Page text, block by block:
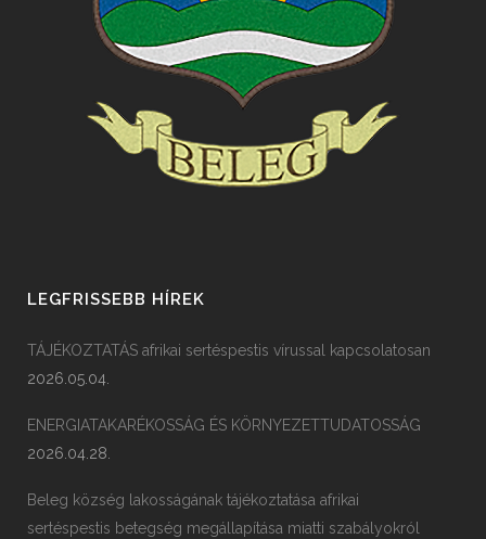
LEGFRISSEBB HÍREK
TÁJÉKOZTATÁS afrikai sertéspestis vírussal kapcsolatosan
2026.05.04.
ENERGIATAKARÉKOSSÁG ÉS KÖRNYEZETTUDATOSSÁG
2026.04.28.
Beleg község lakosságának tájékoztatása afrikai
sertéspestis betegség megállapítása miatti szabályokról